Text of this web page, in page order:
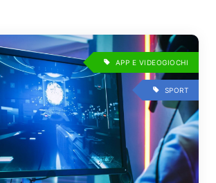
APP E VIDEOGIOCHI
SPORT